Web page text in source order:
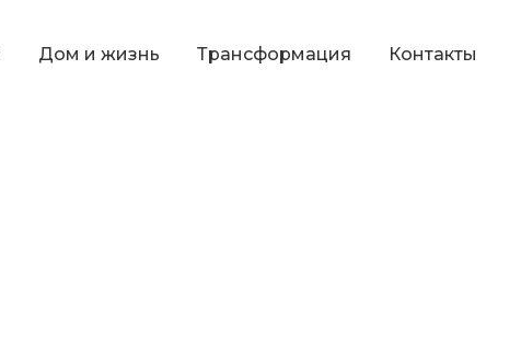
Дом и жизнь Трансформация Контакты